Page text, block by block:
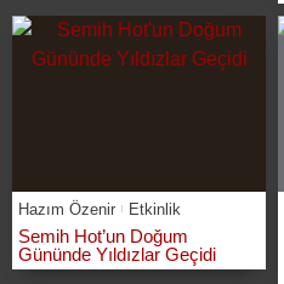
Hazım Özenir Etkinlik
Semih Hot’un Doğum
Gününde Yıldızlar Geçidi